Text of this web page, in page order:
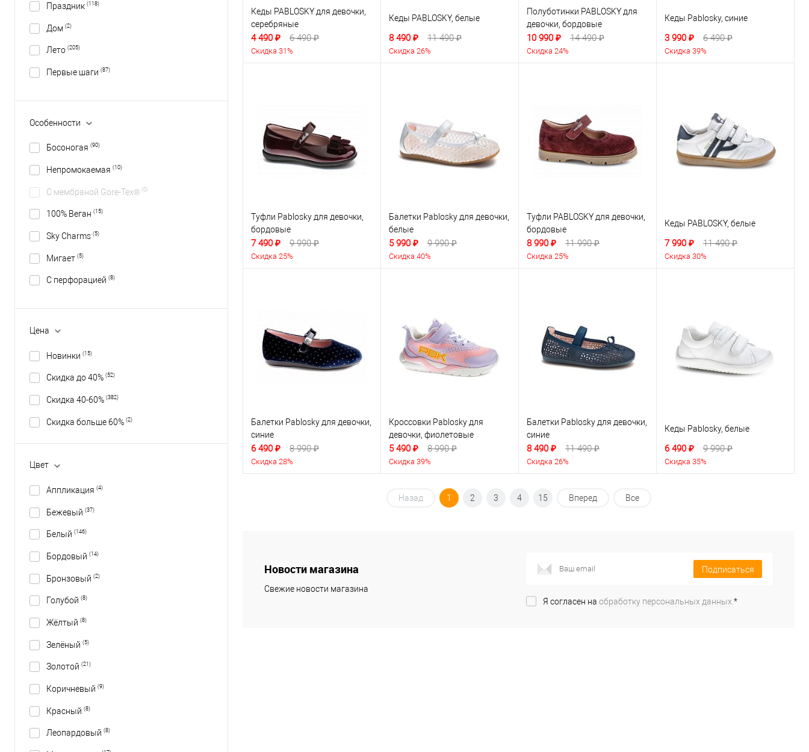
Праздник (118)
Дом (2)
Лето (205)
Первые шаги (87)
Особенности
Босоногая (90)
Непромокаемая (10)
С мембраной Gore-Tex® (0)
100% Веган (15)
Sky Charms (5)
Мигает (5)
С перфорацией (8)
Цена
Новинки (15)
Скидка до 40% (52)
Скидка 40-60% (382)
Скидка больше 60% (2)
Цвет
Аппликация (4)
Бежевый (37)
Белый (146)
Бордовый (14)
Бронзовый (2)
Голубой (8)
Жёлтый (8)
Зелёный (5)
Золотой (21)
Коричневый (9)
Красный (8)
Леопардовый (8)
Кеды PABLOSKY для девочки,
серебряные
4 490 ₽ 6 490 ₽
Скидка 31%
Кеды PABLOSKY, белые
8 490 ₽ 11 490 ₽
Скидка 26%
Полуботинки PABLOSKY для
девочки, бордовые
10 990 ₽ 14 490 ₽
Скидка 24%
Кеды Pablosky, синие
3 990 ₽ 6 490 ₽
Скидка 39%
Туфли Pablosky для девочки,
бордовые
7 490 ₽ 9 990 ₽
Скидка 25%
Балетки Pablosky для девочки,
белые
5 990 ₽ 9 990 ₽
Скидка 40%
Туфли PABLOSKY для девочки,
бордовые
8 990 ₽ 11 990 ₽
Скидка 25%
Кеды PABLOSKY, белые
7 990 ₽ 11 490 ₽
Скидка 30%
Балетки Pablosky для девочки,
синие
6 490 ₽ 8 990 ₽
Скидка 28%
Кроссовки Pablosky для
девочки, фиолетовые
5 490 ₽ 8 990 ₽
Скидка 39%
Балетки Pablosky для девочки,
синие
8 490 ₽ 11 490 ₽
Скидка 26%
Кеды Pablosky, белые
6 490 ₽ 9 990 ₽
Скидка 35%
Назад 1 2 3 4 15 Вперед Все
Новости магазина
Свежие новости магазина
Подписаться
Я согласен на обработку персональных данных.*